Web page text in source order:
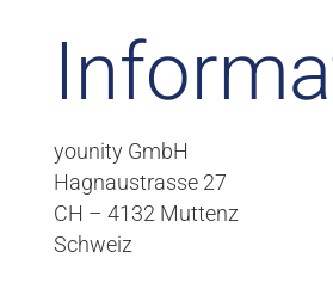
younity GmbH
Hagnaustrasse 27
CH – 4132 Muttenz
Schweiz